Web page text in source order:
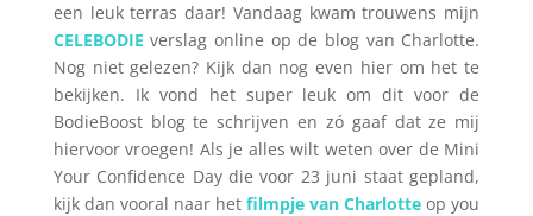
een leuk terras daar! Vandaag kwam trouwens mijn
CELEBODIE verslag online op de blog van Charlotte.
Nog niet gelezen? Kijk dan nog even hier om het te
bekijken. Ik vond het super leuk om dit voor de
BodieBoost blog te schrijven en zó gaaf dat ze mij
hiervoor vroegen! Als je alles wilt weten over de Mini
Your Confidence Day die voor 23 juni staat gepland,
kijk dan vooral naar hetfilmpje van Charlotte op you